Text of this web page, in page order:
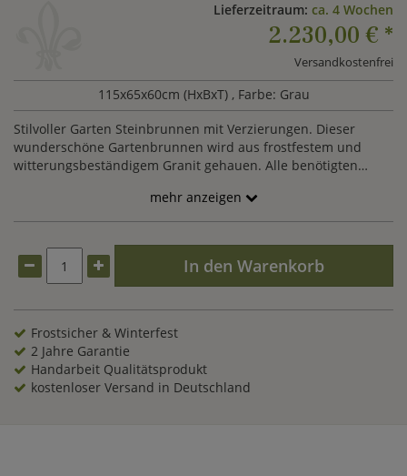
Lieferzeitraum: ca. 4 Wochen
2.230,00 € *
Versandkostenfrei
115x65x60cm (HxBxT) , Farbe: Grau
Stilvoller Garten Steinbrunnen mit Verzierungen. Dieser
wunderschöne Gartenbrunnen wird aus frostfestem und
witterungsbeständigem Granit gehauen. Alle benötigten
vorbereitet. Der Brunnen besteht aus zwei Teilen, diese
sollten nach Installation der Wasserleitungen sicher
geeignetes Fundament um ein Kippeln oder Umfallen zu
vermeiden. In der Frostperiode sollte das Wasser aus dem
Granitbrunnen entfernt werden, da es sonst zu Frostschäden
kommen kann. Bereichern auch Sie Ihren Garten mit diesem
wundervollen Brunnen der zum verweilen und entspannen
einlädt.
mehr anzeigen
In den Warenkorb
Frostsicher & Winterfest
2 Jahre Garantie
Handarbeit Qualitätsprodukt
kostenloser Versand in Deutschland